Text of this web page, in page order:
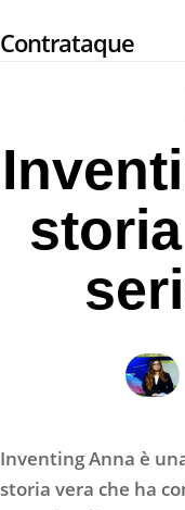
to
Contrataque
Inventing Anna è
storia vera che ha